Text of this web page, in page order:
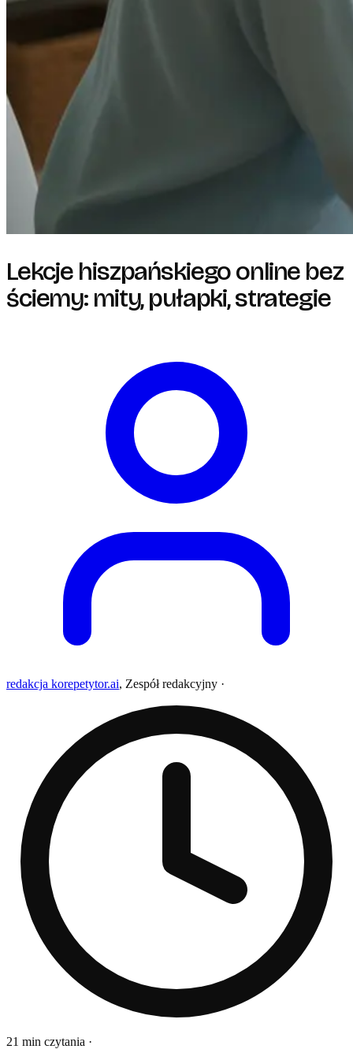
Lekcje hiszpańskiego online bez
ściemy: mity, pułapki, strategie
redakcja korepetytor.ai, Zespół redakcyjny ·
21 min czytania ·